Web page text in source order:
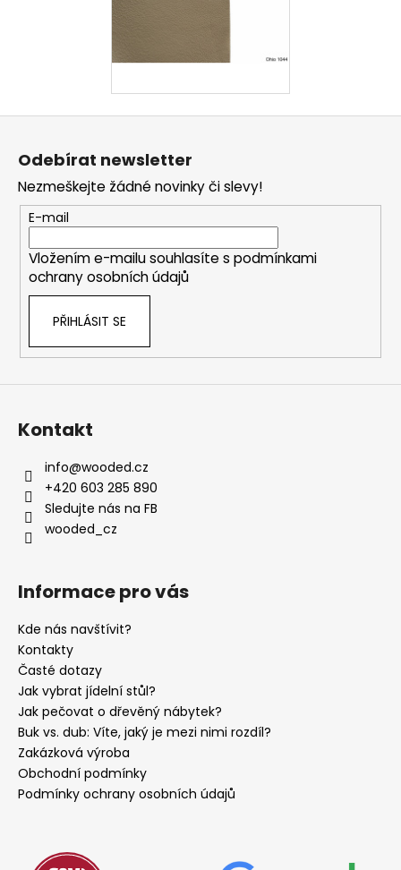
Z
Odebírat newsletter
Nezmeškejte žádné novinky či slevy!
E-mail
Vložením e-mailu souhlasíte s podmínkami
ochrany osobních údajů
PŘIHLÁSIT SE
Kontakt
info@wooded.cz
+420 603 285 890
Sledujte nás na FB
wooded_cz
Informace pro vás
Kde nás navštívit?
Kontakty
Časté dotazy
Jak vybrat jídelní stůl?
Jak pečovat o dřevěný nábytek?
Buk vs. dub: Víte, jaký je mezi nimi rozdíl?
Zakázková výroba
Obchodní podmínky
Podmínky ochrany osobních údajů